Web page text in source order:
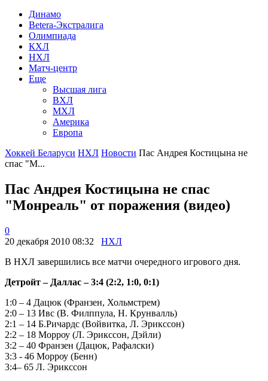
Динамо
Betera-Экстралига
Олимпиада
КХЛ
НХЛ
Матч-центр
Еще
Высшая лига
ВХЛ
МХЛ
Америка
Европа
Хоккей Беларуси НХЛ Новости Пас Андрея Костицына не
спас "М...
Пас Андрея Костицына не спас
"Монреаль" от поражения (видео)
0
20 декабря 2010 08:32
НХЛ
В НХЛ завершились все матчи очередного игрового дня.
Детройт – Даллас – 3:4 (2:2, 1:0, 0:1)
1:0 – 4 Дацюк (Франзен, Хольмстрем)
2:0 – 13 Ивс (В. Филппула, Н. Крунвалль)
2:1 – 14 Б.Ричардс (Войвитка, Л. Эрикссон)
2:2 – 18 Морроу (Л. Эрикссон, Дэйли)
3:2 – 40 Франзен (Дацюк, Рафалски)
3:3 - 46 Морроу (Бенн)
3:4– 65 Л. Эрикссон